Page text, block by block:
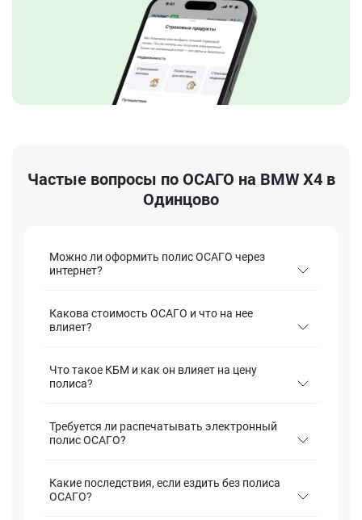
Частые вопросы по ОСАГО на BMW X4 в
Одинцово
Можно ли оформить полис ОСАГО через
интернет?
Какова стоимость ОСАГО и что на нее
влияет?
Что такое КБМ и как он влияет на цену
полиса?
Требуется ли распечатывать электронный
полис ОСАГО?
Какие последствия, если ездить без полиса
ОСАГО?